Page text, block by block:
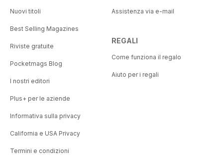
Nuovi titoli
Best Selling Magazines
Riviste gratuite
Pocketmags Blog
I nostri editori
Plus+ per le aziende
Informativa sulla privacy
California e USA Privacy
Termini e condizioni
Assistenza via e-mail
REGALI
Come funziona il regalo
Aiuto per i regali